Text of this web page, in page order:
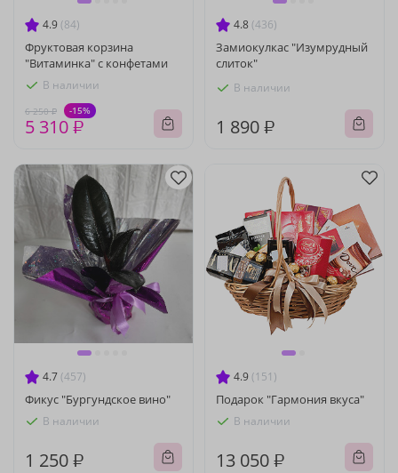
4.9 (84)
Фруктовая корзина
"Витаминка" с конфетами
В наличии
6 250 ₽ -15%
5 310 ₽
4.8 (436)
Замиокулкас "Изумрудный
слиток"
В наличии
1 890 ₽
4.7 (457)
Фикус "Бургундское вино"
В наличии
1 250 ₽
4.9 (151)
Подарок "Гармония вкуса"
В наличии
13 050 ₽